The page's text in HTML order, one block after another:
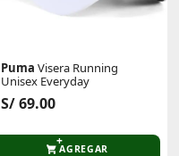
Puma Visera Running
Unisex Everyday
S/ 69.00
AGREGAR